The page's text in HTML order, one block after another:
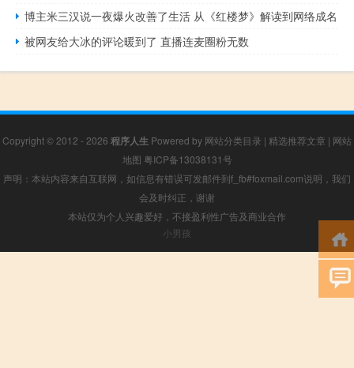
博主米三汉说一夜爆火改善了生活 从《红楼梦》解读到网络成名
被网友给大冰的评论暖到了 直播连麦圈粉无数
Copyright © 2012 - 2026 程序人生 Powered by 网站分类目录 | 精选推荐文章 | 网站
地图 粤ICP备13038131号
声明：本站内容来自互联网，如信息有错误可发邮件到f_fb#foxmail.com说明，我们
会及时纠正，谢谢
本站仅为个人兴趣爱好，不接盈利性广告及商业合作
小男孩